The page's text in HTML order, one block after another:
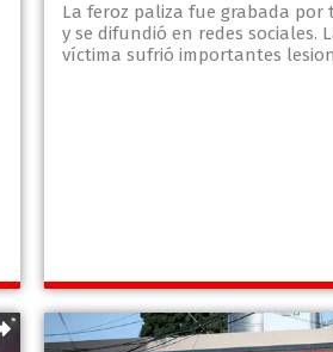
La feroz paliza fue grabada por
y se difundió en redes sociales.
víctima sufrió importantes